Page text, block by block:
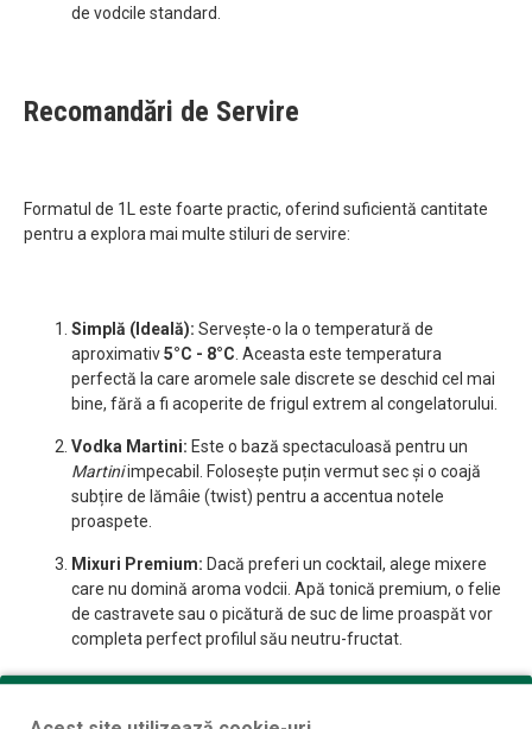
de vodcile standard.
Recomandări de Servire
Formatul de 1L este foarte practic, oferind suficientă cantitate
pentru a explora mai multe stiluri de servire:
Simplă (Ideală): Servește-o la o temperatură de
aproximativ5°C - 8°C. Aceasta este temperatura
perfectă la care aromele sale discrete se deschid cel mai
bine, fără a fi acoperite de frigul extrem al congelatorului.
Vodka Martini: Este o bază spectaculoasă pentru un
Martiniimpecabil. Folosește puțin vermut sec și o coajă
subțire de lămâie (twist) pentru a accentua notele
proaspete.
Mixuri Premium: Dacă preferi un cocktail, alege mixere
care nu domină aroma vodcii. Apă tonică premium, o felie
de castravete sau o picătură de suc de lime proaspăt vor
completa perfect profilul său neutru-fructat.